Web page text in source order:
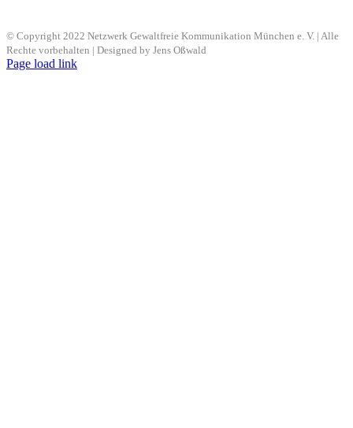
© Copyright 2022 Netzwerk Gewaltfreie Kommunikation München e. V. | Alle
Rechte vorbehalten | Designed by Jens Oßwald
Page load link